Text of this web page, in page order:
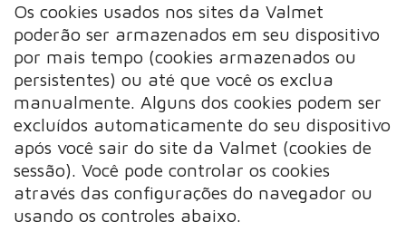
Os cookies usados nos sites da Valmet
poderão ser armazenados em seu dispositivo
por mais tempo (cookies armazenados ou
persistentes) ou até que você os exclua
manualmente. Alguns dos cookies podem ser
excluídos automaticamente do seu dispositivo
após você sair do site da Valmet (cookies de
sessão). Você pode controlar os cookies
através das configurações do navegador ou
usando os controles abaixo.